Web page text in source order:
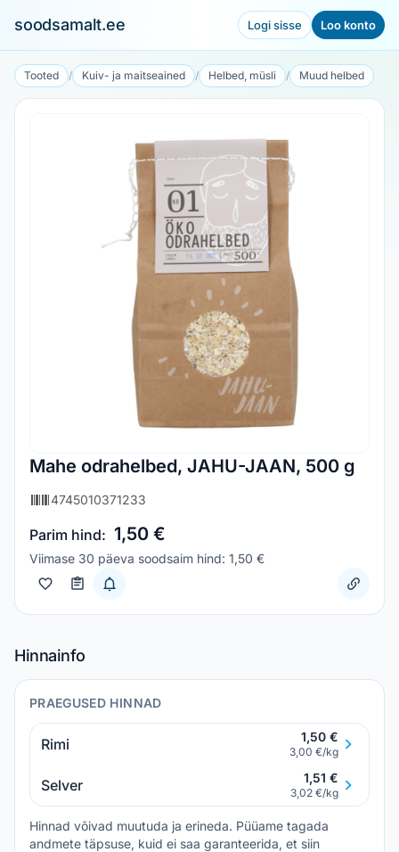
soodsamalt.ee Logi sisse Loo konto
Tooted / Kuiv- ja maitseained / Helbed, müsli / Muud helbed
Mahe odrahelbed, JAHU-JAAN, 500 g
4745010371233
Parim hind: 1,50 €
Viimase 30 päeva soodsaim hind: 1,50 €
Hinnainfo
PRAEGUSED HINNAD
Rimi 1,50 €
3,00 €/kg
Selver 1,51 €
3,02 €/kg
Hinnad võivad muutuda ja erineda. Püüame tagada
andmete täpsuse, kuid ei saa garanteerida, et siin